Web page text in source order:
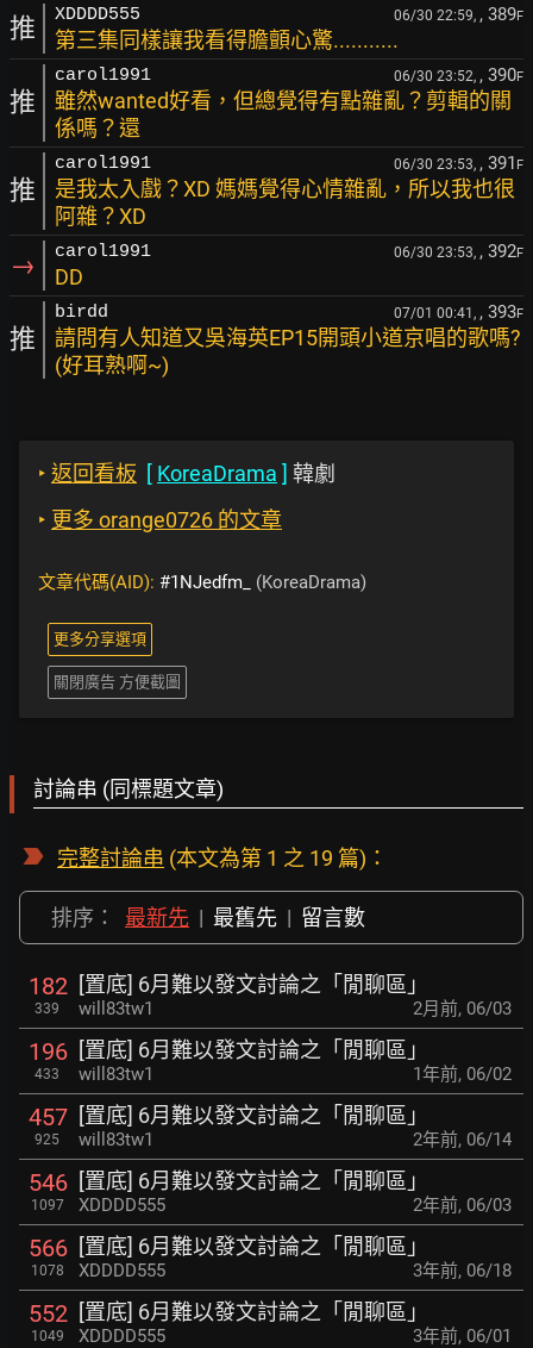
推 XDDDD555 06/30 22:59, , 389F
第三集同樣讓我看得膽顫心驚...........
推
carol1991 06/30 23:52, , 390F
雖然wanted好看，但總覺得有點雜亂？剪輯的關
係嗎？還
推
carol1991 06/30 23:53, , 391 F
是我太入戲？XD 媽媽覺得心情雜亂，所以我也很
阿雜？XD
→ carol1991 06/30 23:53, , 392F
DD
推
birdd 07/01 00:41, , 393F
請問有人知道又吳海英EP15開頭小道京唱的歌嗎?
(好耳熟啊~)
‣ 返回看板 [ KoreaDrama ] 韓劇
‣ 更多 orange0726 的文章
文章代碼(AID): #1NJedfm_ (KoreaDrama)
更多分享選項
關閉廣告 方便截圖
討論串 (同標題文章)
完整討論串 (本文為第 1 之 19 篇)：
排序： 最新先 | 最舊先 | 留言數
182
339
[置底] 6月難以發文討論之「閒聊區」
will83tw1 2月前, 06/03
196
433
[置底] 6月難以發文討論之「閒聊區」
will83tw1 1年前, 06/02
457
925
[置底] 6月難以發文討論之「閒聊區」
will83tw1 2年前, 06/14
546
1097
[置底] 6月難以發文討論之「閒聊區」
XDDDD555 2年前, 06/03
566
1078
[置底] 6月難以發文討論之「閒聊區」
XDDDD555 3年前, 06/18
552
1049
[置底] 6月難以發文討論之「閒聊區」
XDDDD555 3年前, 06/01